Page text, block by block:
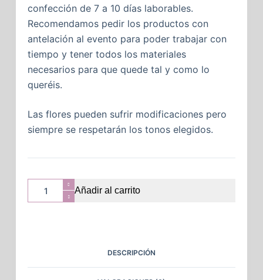
confección de 7 a 10 días laborables.
Recomendamos pedir los productos con
antelación al evento para poder trabajar con
tiempo y tener todos los materiales
necesarios para que quede tal y como lo
queréis.
Las flores pueden sufrir modificaciones pero
siempre se respetarán los tonos elegidos.
Añadir al carrito
DESCRIPCIÓN